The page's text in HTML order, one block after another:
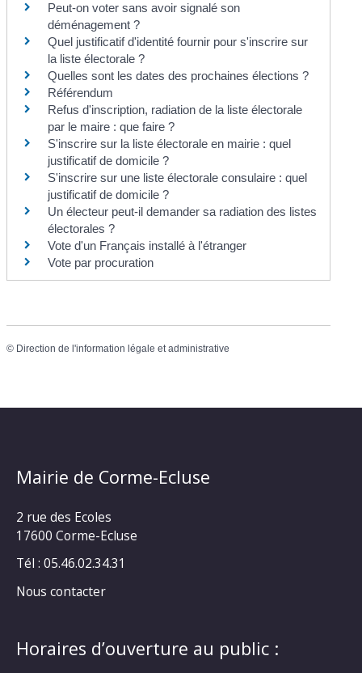
Peut-on voter sans avoir signalé son
déménagement ?
Quel justificatif d'identité fournir pour s'inscrire sur
la liste électorale ?
Quelles sont les dates des prochaines élections ?
Référendum
Refus d'inscription, radiation de la liste électorale
par le maire : que faire ?
S'inscrire sur la liste électorale en mairie : quel
justificatif de domicile ?
S'inscrire sur une liste électorale consulaire : quel
justificatif de domicile ?
Un électeur peut-il demander sa radiation des listes
électorales ?
Vote d'un Français installé à l'étranger
Vote par procuration
© Direction de l'information légale et administrative
Mairie de Corme-Ecluse
2 rue des Ecoles
17600 Corme-Ecluse
Tél : 05.46.02.34.31
Nous contacter
Horaires d’ouverture au public :